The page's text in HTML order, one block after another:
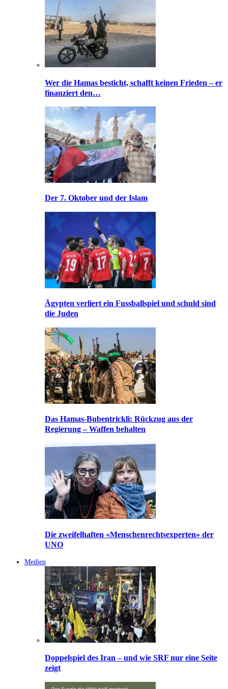
Wer die Hamas besticht, schafft keinen Frieden – er
finanziert den…
Der 7. Oktober und der Islam
Ägypten verliert ein Fussballspiel und schuld sind
die Juden
Das Hamas-Bubentrickli: Rückzug aus der
Regierung – Waffen behalten
Die zweifelhaften «Menschenrechtsexperten» der
UNO
Medien
Doppelspiel des Iran – und wie SRF nur eine Seite
zeigt